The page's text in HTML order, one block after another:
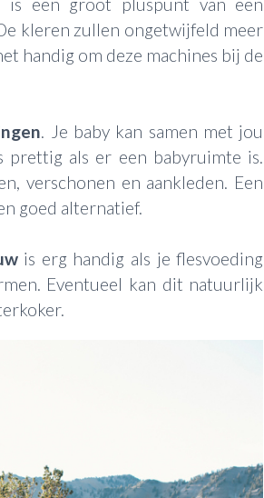
is een groot pluspunt van een
kleren zullen ongetwijfeld meer
handig om deze machines bij de
. Je baby kan samen met jou
prettig als er een babyruimte is.
verschonen en aankleden. Een
goed alternatief.
is erg handig als je flesvoeding
Eventueel kan dit natuurlijk